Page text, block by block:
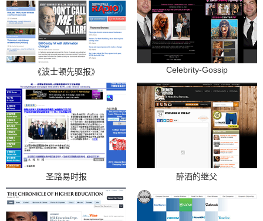
《波士顿先驱报》 Celebrity-Gossip
圣路易时报 醉酒的继父